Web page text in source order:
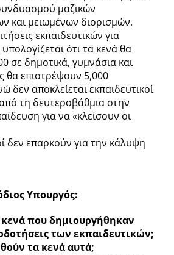
μαζικών
και μειωμένων διορισμών.
εκπαιδευτικών για
ότι τα κενά θα
σε δημοτικά, γυμνάσια και
θα επιστρέψουν 5,000
δεν αποκλείεται εκπαιδευτικοί
τη δευτεροβάθμια στην
για να «κλείσουν οι
δεν επαρκούν για την κάλυψη
Υπουργός:
κενά που δημιουργήθηκαν
των εκπαιδευτικών;
τα κενά αυτά;